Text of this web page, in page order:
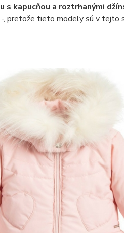
s kapucňou a roztrhanými
-, pretože tieto modely sú v tejto